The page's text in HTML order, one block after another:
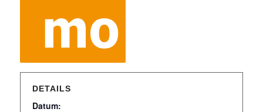
DETAILS
Datum: